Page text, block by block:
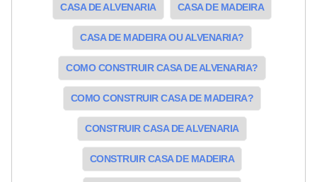
CASA DE ALVENARIA CASA DE MADEIRA
CASA DE MADEIRA OU ALVENARIA?
COMO CONSTRUIR CASA DE ALVENARIA?
COMO CONSTRUIR CASA DE MADEIRA?
CONSTRUIR CASA DE ALVENARIA
CONSTRUIR CASA DE MADEIRA